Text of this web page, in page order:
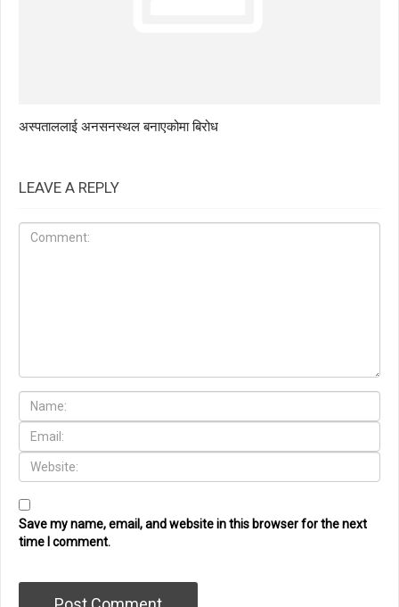
अस्पताललाई अनसनस्थल बनाएकोमा बिरोध
LEAVE A REPLY
Save my name, email, and website in this browser for the next
time I comment.